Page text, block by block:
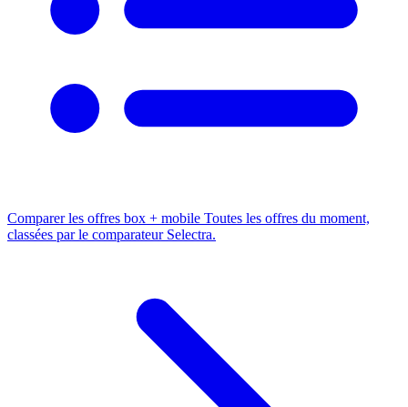
Comparer les offres box + mobile Toutes les offres du moment,
classées par le comparateur Selectra.